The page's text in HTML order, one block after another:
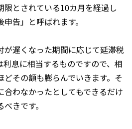
限とされている10カ月を経過し
告」と呼ばれます。
が遅くなった期間に応じて延滞税
息に相当するものですので、相
その額も膨らんでいきます。そ
合わなかったとしてもできるだけ
きです。